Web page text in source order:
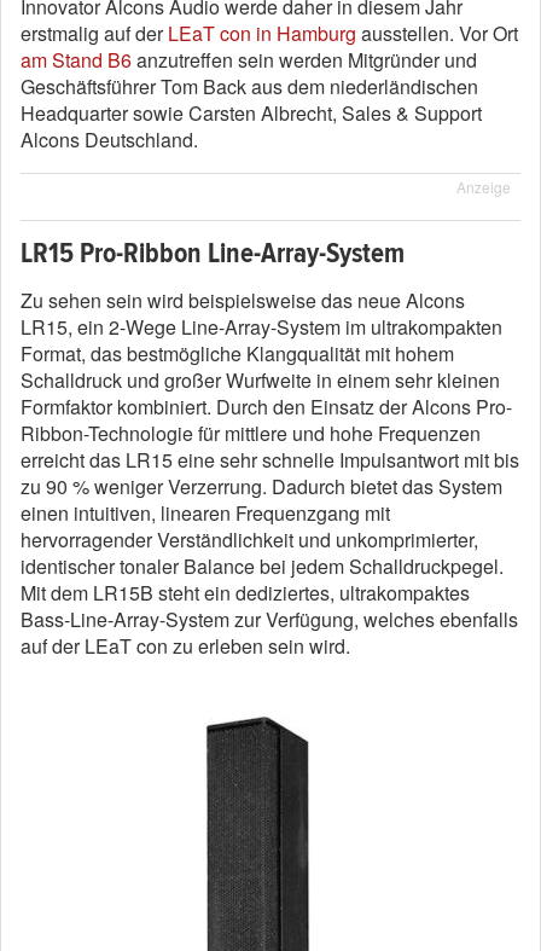
Innovator Alcons Audio werde daher in diesem Jahr
erstmalig auf derLEaT con in Hamburg ausstellen. Vor Ort
am Stand B6anzutreffen sein werden Mitgründer und
Geschäftsführer Tom Back aus dem niederländischen
Headquarter sowie Carsten Albrecht, Sales & Support
Alcons Deutschland.
Anzeige
LR15 Pro-Ribbon Line-Array-System
Zu sehen sein wird beispielsweise das neue Alcons
LR15, ein 2-Wege Line-Array-System im ultrakompakten
Format, das bestmögliche Klangqualität mit hohem
Schalldruck und großer Wurfweite in einem sehr kleinen
Formfaktor kombiniert. Durch den Einsatz der Alcons Pro-
Ribbon-Technologie für mittlere und hohe Frequenzen
erreicht das LR15 eine sehr schnelle Impulsantwort mit bis
zu 90 % weniger Verzerrung. Dadurch bietet das System
einen intuitiven, linearen Frequenzgang mit
hervorragender Verständlichkeit und unkomprimierter,
identischer tonaler Balance bei jedem Schalldruckpegel.
Mit dem LR15B steht ein dediziertes, ultrakompaktes
Bass-Line-Array-System zur Verfügung, welches ebenfalls
auf der LEaT con zu erleben sein wird.